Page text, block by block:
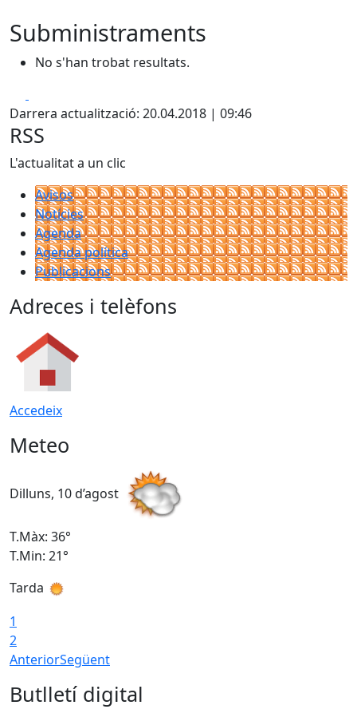
Subministraments
No s'han trobat resultats.
Darrera actualització: 20.04.2018 | 09:46
RSS
L'actualitat a un clic
Avisos
Notícies
Agenda
Agenda política
Publicacions
Adreces i telèfons
Accedeix
Meteo
Dilluns, 10 d’agost
T.Màx: 36°
T.Min: 21°
Tarda
1
2
AnteriorSegüent
Butlletí digital